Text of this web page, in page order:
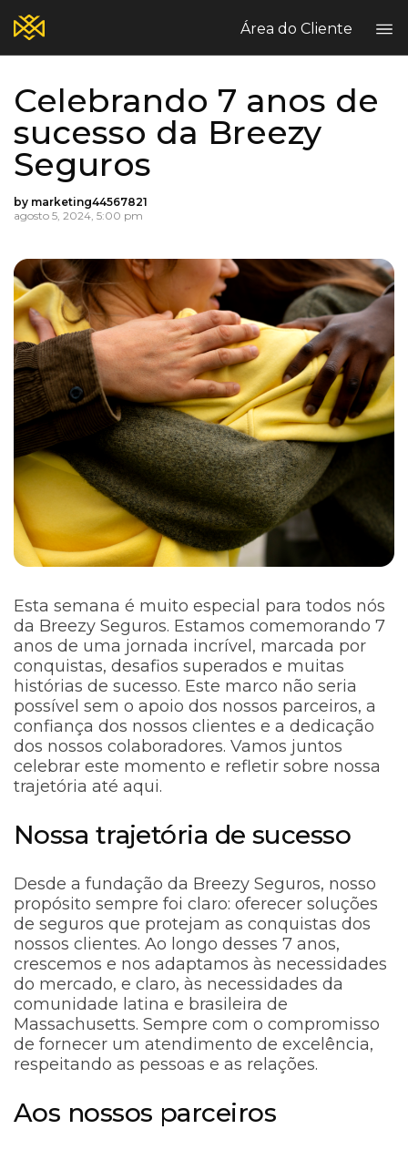
Área do Cliente
Home
Blog
Quem Somos?
Seguros Pessoais
Fale Conosco
Sinistros
Reclame Aqui
PT EN ES
Celebrando 7 anos de
sucesso da Breezy
Seguros
by marketing44567821
agosto 5, 2024, 5:00 pm
Esta semana é muito especial para todos nós
da Breezy Seguros. Estamos comemorando 7
anos de uma jornada incrível, marcada por
conquistas, desafios superados e muitas
histórias de sucesso. Este marco não seria
possível sem o apoio dos nossos parceiros, a
confiança dos nossos clientes e a dedicação
dos nossos colaboradores. Vamos juntos
celebrar este momento e refletir sobre nossa
trajetória até aqui.
Nossa trajetória de sucesso
Desde a fundação da Breezy Seguros, nosso
propósito sempre foi claro: oferecer soluções
de seguros que protejam as conquistas dos
nossos clientes. Ao longo desses 7 anos,
crescemos e nos adaptamos às necessidades
do mercado, e claro, às necessidades da
comunidade latina e brasileira de
Massachusetts. Sempre com o compromisso
de fornecer um atendimento de excelência,
respeitando as pessoas e as relações.
Aos nossos parceiros